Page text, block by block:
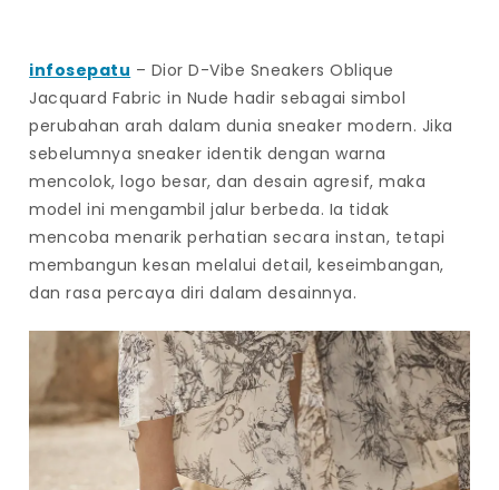
infosepatu – Dior D-Vibe Sneakers Oblique
Jacquard Fabric in Nude hadir sebagai simbol
perubahan arah dalam dunia sneaker modern. Jika
sebelumnya sneaker identik dengan warna
mencolok, logo besar, dan desain agresif, maka
model ini mengambil jalur berbeda. Ia tidak
mencoba menarik perhatian secara instan, tetapi
membangun kesan melalui detail, keseimbangan,
dan rasa percaya diri dalam desainnya.